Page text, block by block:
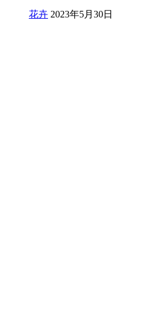
花卉 2023年5月30日